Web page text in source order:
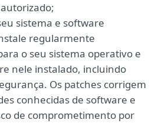
sistema e software
regularmente
o seu sistema operativo e
nele instalado, incluindo
Os patches corrigem
conhecidas de software e
de comprometimento por